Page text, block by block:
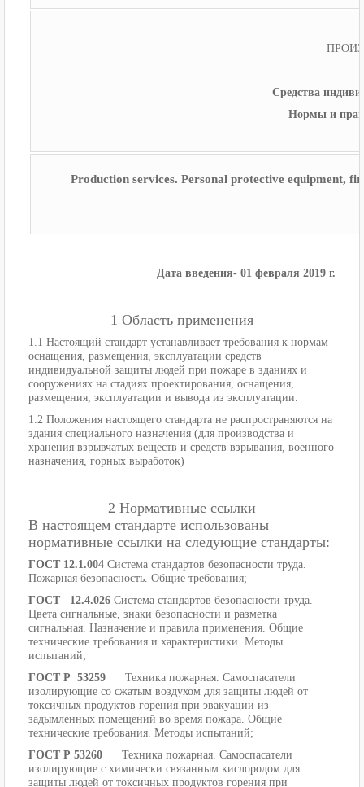
Средства
Нормы и
Production services. Personal protective equipment,
Дата введения- 01 февраля 2019 г.
1 Область применения
1.1 Настоящий стандарт устанавливает требования к нормам
оснащения, размещения, эксплуатации средств
индивидуальной защиты людей при пожаре в зданиях и
сооружениях на стадиях проектирования, оснащения,
размещения, эксплуатации и вывода из эксплуатации.
1.2 Положения настоящего стандарта не распространяются на
здания специального назначения (для производства и
хранения взрывчатых веществ и средств взрывания, военного
назначения, горных выработок)
2 Нормативные ссылки
В настоящем стандарте использованы
нормативные ссылки на следующие стандарты:
ГОСТ 12.1.004 Система стандартов безопасности труда.
Пожарная безопасность. Общие требования;
ГОСТ 12.4.026 Система стандартов безопасности труда.
Цвета сигнальные, знаки безопасности и разметка
сигнальная. Назначение и правила применения. Общие
технические требования и характеристики. Методы
испытаний;
ГОСТ Р 53259
Техника пожарная. Самоспасатели
изолирующие со сжатым воздухом для защиты людей от
токсичных продуктов горения при эвакуации из
задымленных помещений во время пожара. Общие
технические требования. Методы испытаний;
ГОСТ Р 53260
Техника пожарная. Самоспасатели
изолирующие с химически связанным кислородом для
защиты людей от токсичных продуктов горения при